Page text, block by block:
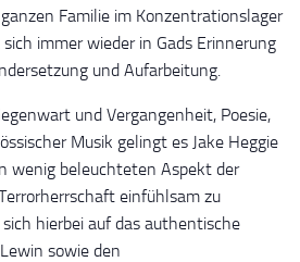
Familie im Konzentrationslager
immer wieder in Gads Erinnerung
und Aufarbeitung.
und Vergangenheit, Poesie,
Musik gelingt es Jake Heggie
wenig beleuchteten Aspekt der
einfühlsam zu
hierbei auf das authentische
sowie den